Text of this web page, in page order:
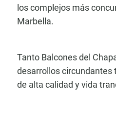
los complejos más
Marbella.
Tanto Balcones del
desarrollos circundantes
de alta calidad y vida